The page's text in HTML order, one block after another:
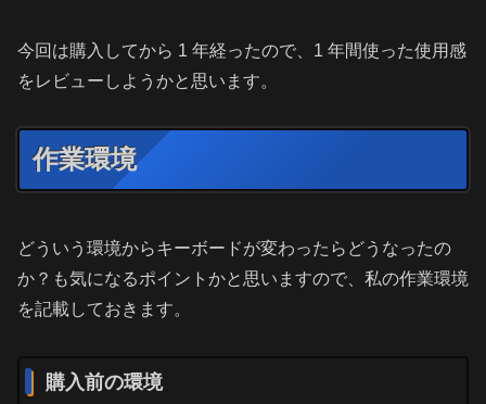
今回は購入してから 1 年経ったので、1 年間使った使用感
をレビューしようかと思います。
作業環境
どういう環境からキーボードが変わったらどうなったの
か？も気になるポイントかと思いますので、私の作業環境
を記載しておきます。
購入前の環境